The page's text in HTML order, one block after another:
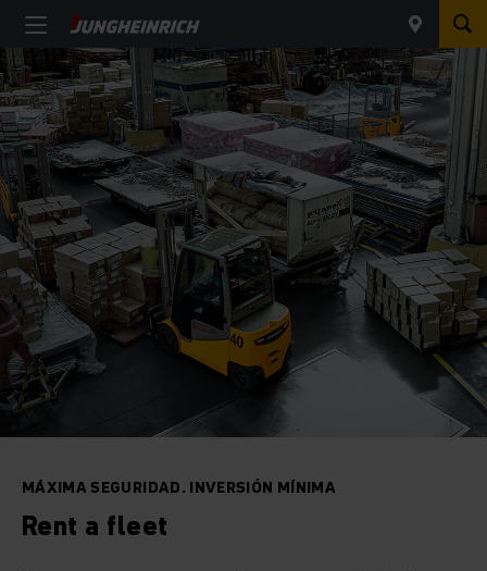
MÁXIMA SEGURIDAD. INVERSIÓN MÍNIMA
Rent a fleet